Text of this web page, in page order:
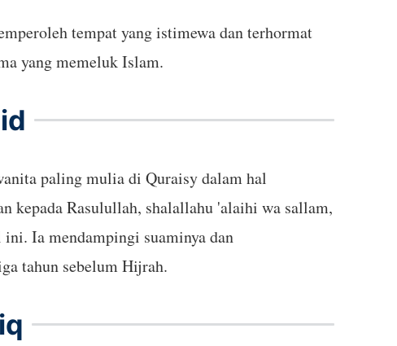
tempat yang istimewa dan terhormat
yang memeluk Islam.
paling mulia di Quraisy dalam hal
kepada Rasulullah, shalallahu 'alaihi wa sallam,
Ia mendampingi suaminya dan
tahun sebelum Hijrah.